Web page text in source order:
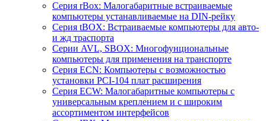
Серия rBox: Малогабаритные встраиваемые
компьютеры устанавливаемые на DIN-рейку
Серия tBOX: Встраиваемые компьютеры для авто-
и жд траспорта
Серии AVL, SBOX: Многофунциональные
компьютеры для применения на транспорте
Серия ECN: Компьютеры с возможностью
установки PCI-104 плат расширения
Серия ECW: Малогабаритные компьютеры с
универсальным креплением и с широким
ассортиментом интерфейсов